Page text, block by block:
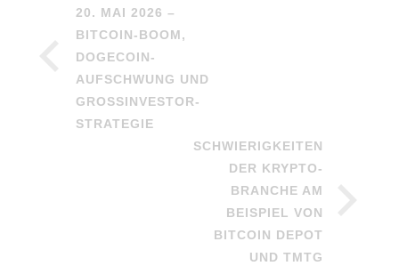
20. MAI 2026 –
BITCOIN-BOOM,
DOGECOIN-
AUFSCHWUNG UND
GROSSINVESTOR-S
TRATEGIE
SCHWIERIGKEITEN
DER KRYPTO-
BRANCHE AM
BEISPIEL VON
BITCOIN DEPOT
UND TMTG